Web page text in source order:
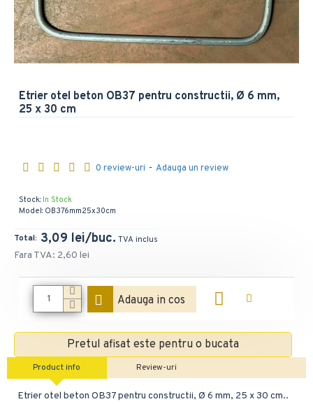
Etrier otel beton OB37 pentru constructii, Ø 6 mm,
25 x 30 cm
Stock: In Stock
Model: OB376mm25x30cm
0 review-uri - Adauga un review
3,09 lei/buc.
Fara TVA: 2,60 lei
Adauga in cos
Pretul afisat este pentru o bucata
Product info Review-uri
Etrier otel beton OB37 pentru constructii, Ø 6 mm, 25 x 30 cm..